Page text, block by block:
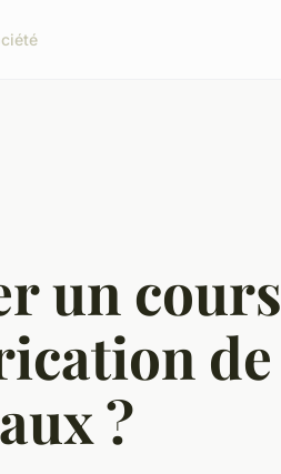
un cours
de
?